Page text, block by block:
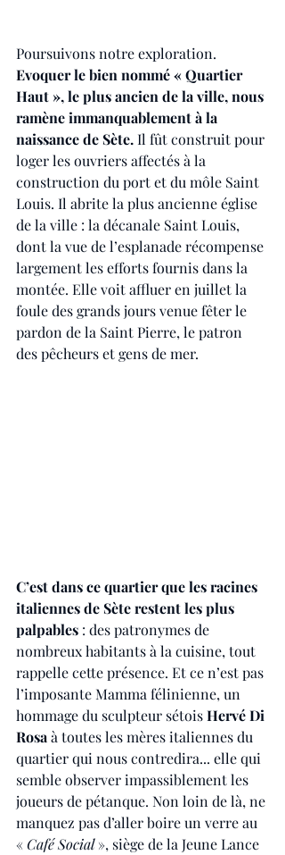
Poursuivons notre exploration.
Evoquer le bien nommé « Quartier
Haut », le plus ancien de la ville, nous
ramène immanquablement à la
naissance de Sète. Il fût construit pour
loger les ouvriers affectés à la
construction du port et du môle Saint
Louis. Il abrite la plus ancienne église
de la ville : la décanale Saint Louis,
dont la vue de l’esplanade récompense
largement les efforts fournis dans la
montée. Elle voit affluer en juillet la
foule des grands jours venue fêter le
pardon de la Saint Pierre, le patron
des pêcheurs et gens de mer.
C’est dans ce quartier que les racines
italiennes de Sète restent les plus
palpables : des patronymes de
nombreux habitants à la cuisine, tout
rappelle cette présence. Et ce n’est pas
l’imposante Mamma félinienne, un
hommage du sculpteur sétois Hervé Di
Rosa à toutes les mères italiennes du
quartier qui nous contredira... elle qui
semble observer impassiblement les
joueurs de pétanque. Non loin de là, ne
manquez pas d’aller boire un verre au
« Café Social », siège de la Jeune Lance